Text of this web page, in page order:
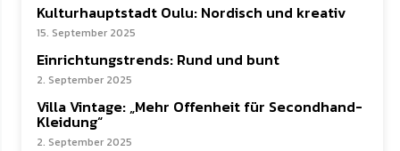
Kulturhauptstadt Oulu: Nordisch und kreativ
15. September 2025
Einrichtungstrends: Rund und bunt
2. September 2025
Villa Vintage: „Mehr Offenheit für Secondhand-
Kleidung“
2. September 2025